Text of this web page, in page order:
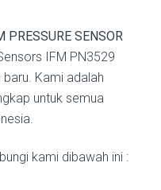
PRESSURE SENSOR
IFM PN3529
Kami adalah
untuk semua
kami dibawah ini :